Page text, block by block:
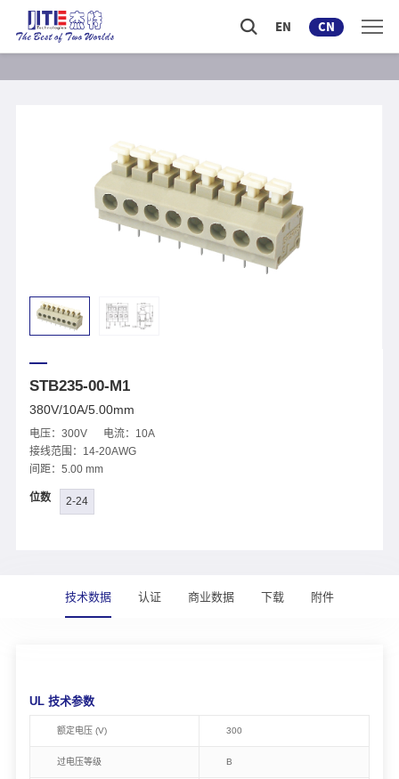
EN CN
STB235-00-M1
380V/10A/5.00mm
电压：300V 电流：10A
接线范围：14-20AWG
间距：5.00 mm
位数 2-24
技术数据 认证 商业数据 下载 附件
UL 技术参数
额定电压 (V) 300
过电压等级 B